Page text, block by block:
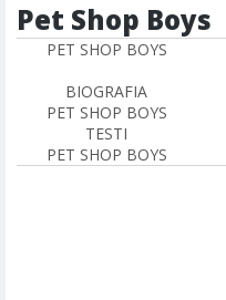
Pet Shop Boys
PET SHOP BOYS
BIOGRAFIA
PET SHOP BOYS
TESTI
PET SHOP BOYS